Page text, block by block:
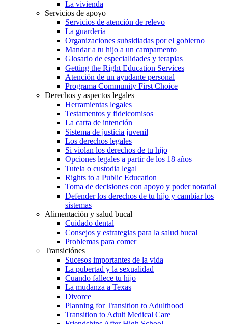
La vivienda
Servicios de apoyo
Servicios de atención de relevo
La guardería
Organizaciones subsidiadas por el gobierno
Mandar a tu hijo a un campamento
Glosario de especialidades y terapias
Getting the Right Education Services
Atención de un ayudante personal
Programa Community First Choice
Derechos y aspectos legales
Herramientas legales
Testamentos y fideicomisos
La carta de intención
Sistema de justicia juvenil
Los derechos legales
Si violan los derechos de tu hijo
Opciones legales a partir de los 18 años
Tutela o custodia legal
Rights to a Public Education
Toma de decisiones con apoyo y poder notarial
Defender los derechos de tu hijo y cambiar los
sistemas
Alimentación y salud bucal
Cuidado dental
Consejos y estrategias para la salud bucal
Problemas para comer
Transiciónes
Sucesos importantes de la vida
La pubertad y la sexualidad
Cuando fallece tu hijo
La mudanza a Texas
Divorce
Planning for Transition to Adulthood
Transition to Adult Medical Care